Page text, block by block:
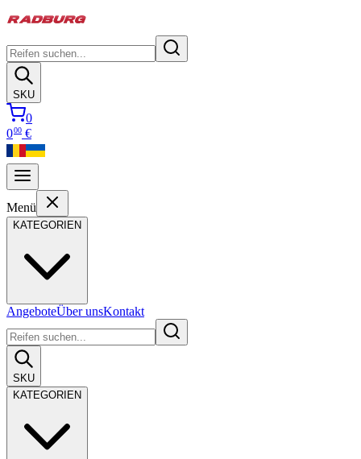
SKU
0
000 €
Menü
KATEGORIEN
AngeboteÜber unsKontakt
SKU
KATEGORIEN